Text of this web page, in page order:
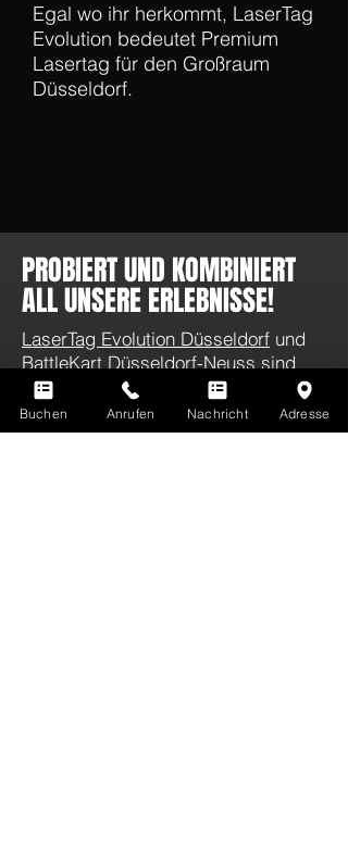
Egal wo ihr herkommt, LaserTag
Evolution bedeutet Premium
Lasertag für den Großraum
Düsseldorf.
PROBIERT UND KOMBINIERT
ALL UNSERE ERLEBNISSE!
LaserTag Evolution Düsseldorf und
BattleKart Düsseldorf-Neuss sind
eure Adressen für die innovativsten
Entertainments der Welt. Mit unseren
neuenKombiangebotenhebt ihr euer
Buchen Anrufen Nachricht Adresse